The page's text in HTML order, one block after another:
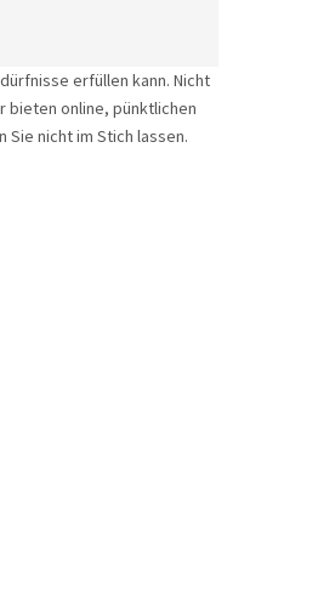
erfüllen kann. Nicht
bieten online, pünktlichen
nicht im Stich lassen.